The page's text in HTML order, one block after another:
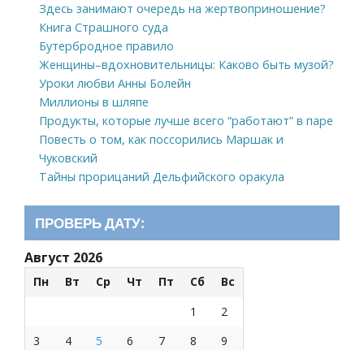
Здесь занимают очередь на жертвоприношение?
Книга Страшного суда
Бутербродное правило
Женщины–вдохновительницы: Каково быть музой?
Уроки любви Анны Болейн
Миллионы в шляпе
Продукты, которые лучше всего “работают” в паре
Повесть о том, как поссорились Маршак и
Чуковский
Тайны прорицаний Дельфийского оракула
ПРОВЕРЬ ДАТУ:
Август 2026
Пн Вт Ср Чт Пт Сб
Вс
1
2
3
4 5 6 7 8
9